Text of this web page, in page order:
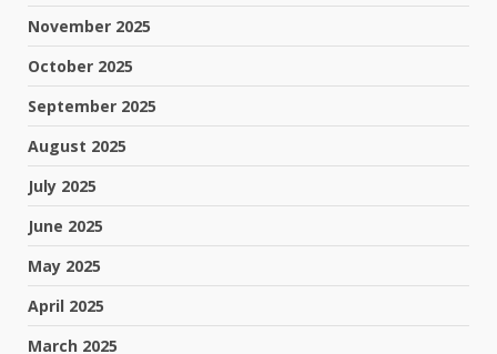
November 2025
October 2025
September 2025
August 2025
July 2025
June 2025
May 2025
April 2025
March 2025